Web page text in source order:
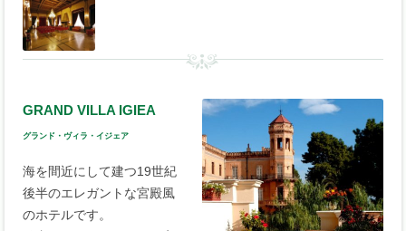
GRAND VILLA IGIEA
グランド・ヴィラ・イジェア
海を間近にして建つ19世紀
後半のエレガントな宮殿風
のホテルです。